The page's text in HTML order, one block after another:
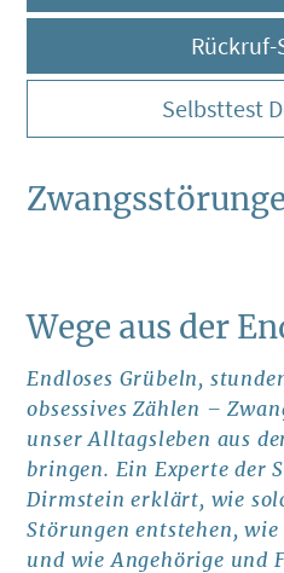
Rückruf-
Selbsttest
Wege aus der
Endloses Grübeln,
obsessives Zählen –
unser Alltagsleben aus
bringen. Ein Experte der
Dirmstein erklärt, wie
Störungen entstehen,
und wie Angehörige und